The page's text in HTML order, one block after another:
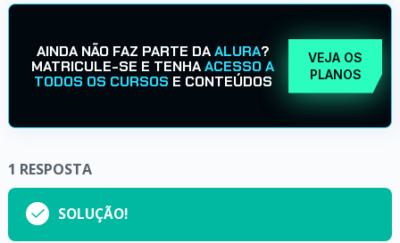
AINDA NÃO FAZ PARTE DAALURA?
MATRICULE-SE E TENHAACESSO A
TODOS OS CURSOS E CONTEÚDOS
VEJA OS
PLANOS
1 RESPOSTA
SOLUÇÃO!